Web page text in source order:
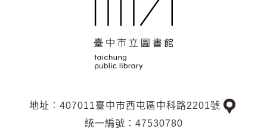
地址︰407011臺中市西屯區中科路2201號
交
統一編號：47530780